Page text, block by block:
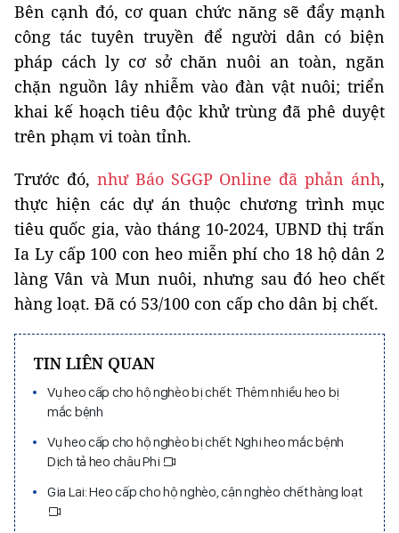
Bên cạnh đó, cơ quan chức năng sẽ đẩy mạnh
công tác tuyên truyền để người dân có biện
pháp cách ly cơ sở chăn nuôi an toàn, ngăn
chặn nguồn lây nhiễm vào đàn vật nuôi; triển
khai kế hoạch tiêu độc khử trùng đã phê duyệt
trên phạm vi toàn tỉnh.
Trước đó, như Báo SGGP Online đã phản ánh,
thực hiện các dự án thuộc chương trình mục
tiêu quốc gia, vào tháng 10-2024, UBND thị trấn
Ia Ly cấp 100 con heo miễn phí cho 18 hộ dân 2
làng Vân và Mun nuôi, nhưng sau đó heo chết
hàng loạt. Đã có 53/100 con cấp cho dân bị chết.
TIN LIÊN QUAN
Vụ heo cấp cho hộ nghèo bị chết: Thêm nhiều heo bị
mắc bệnh
Vụ heo cấp cho hộ nghèo bị chết: Nghi heo mắc bệnh
Dịch tả heo châu Phi
Gia Lai: Heo cấp cho hộ nghèo, cận nghèo chết hàng loạt